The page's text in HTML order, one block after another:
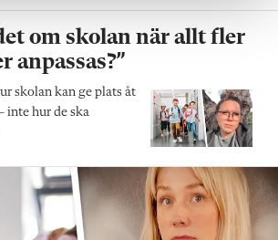
om skolan när allt fler
anpassas?”
skolan kan ge plats åt
inte hur de ska